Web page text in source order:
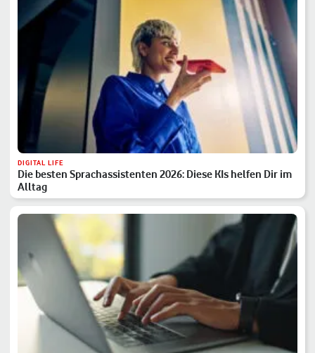
DIGITAL LIFE
Die besten Sprachassistenten 2026: Diese KIs helfen Dir im
Alltag